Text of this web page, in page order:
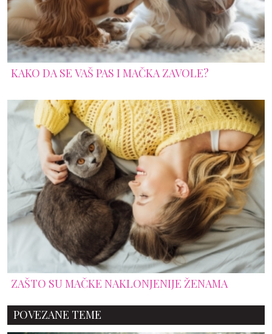
KAKO DA SE VAŠ PAS I MAČKA ZAVOLE?
ZAŠTO SU MAČKE NAKLONJENIJE ŽENAMA
POVEZANE TEME